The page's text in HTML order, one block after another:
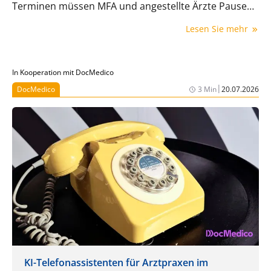
Terminen müssen MFA und angestellte Ärzte Pausen
vorschreibt, sondern auch, weil es wichtig ist. Das
Lesen Sie mehr
In Kooperation mit DocMedico
DocMedico
3 Min|20.07.2026
KI-Telefonassistenten für Arztpraxen im